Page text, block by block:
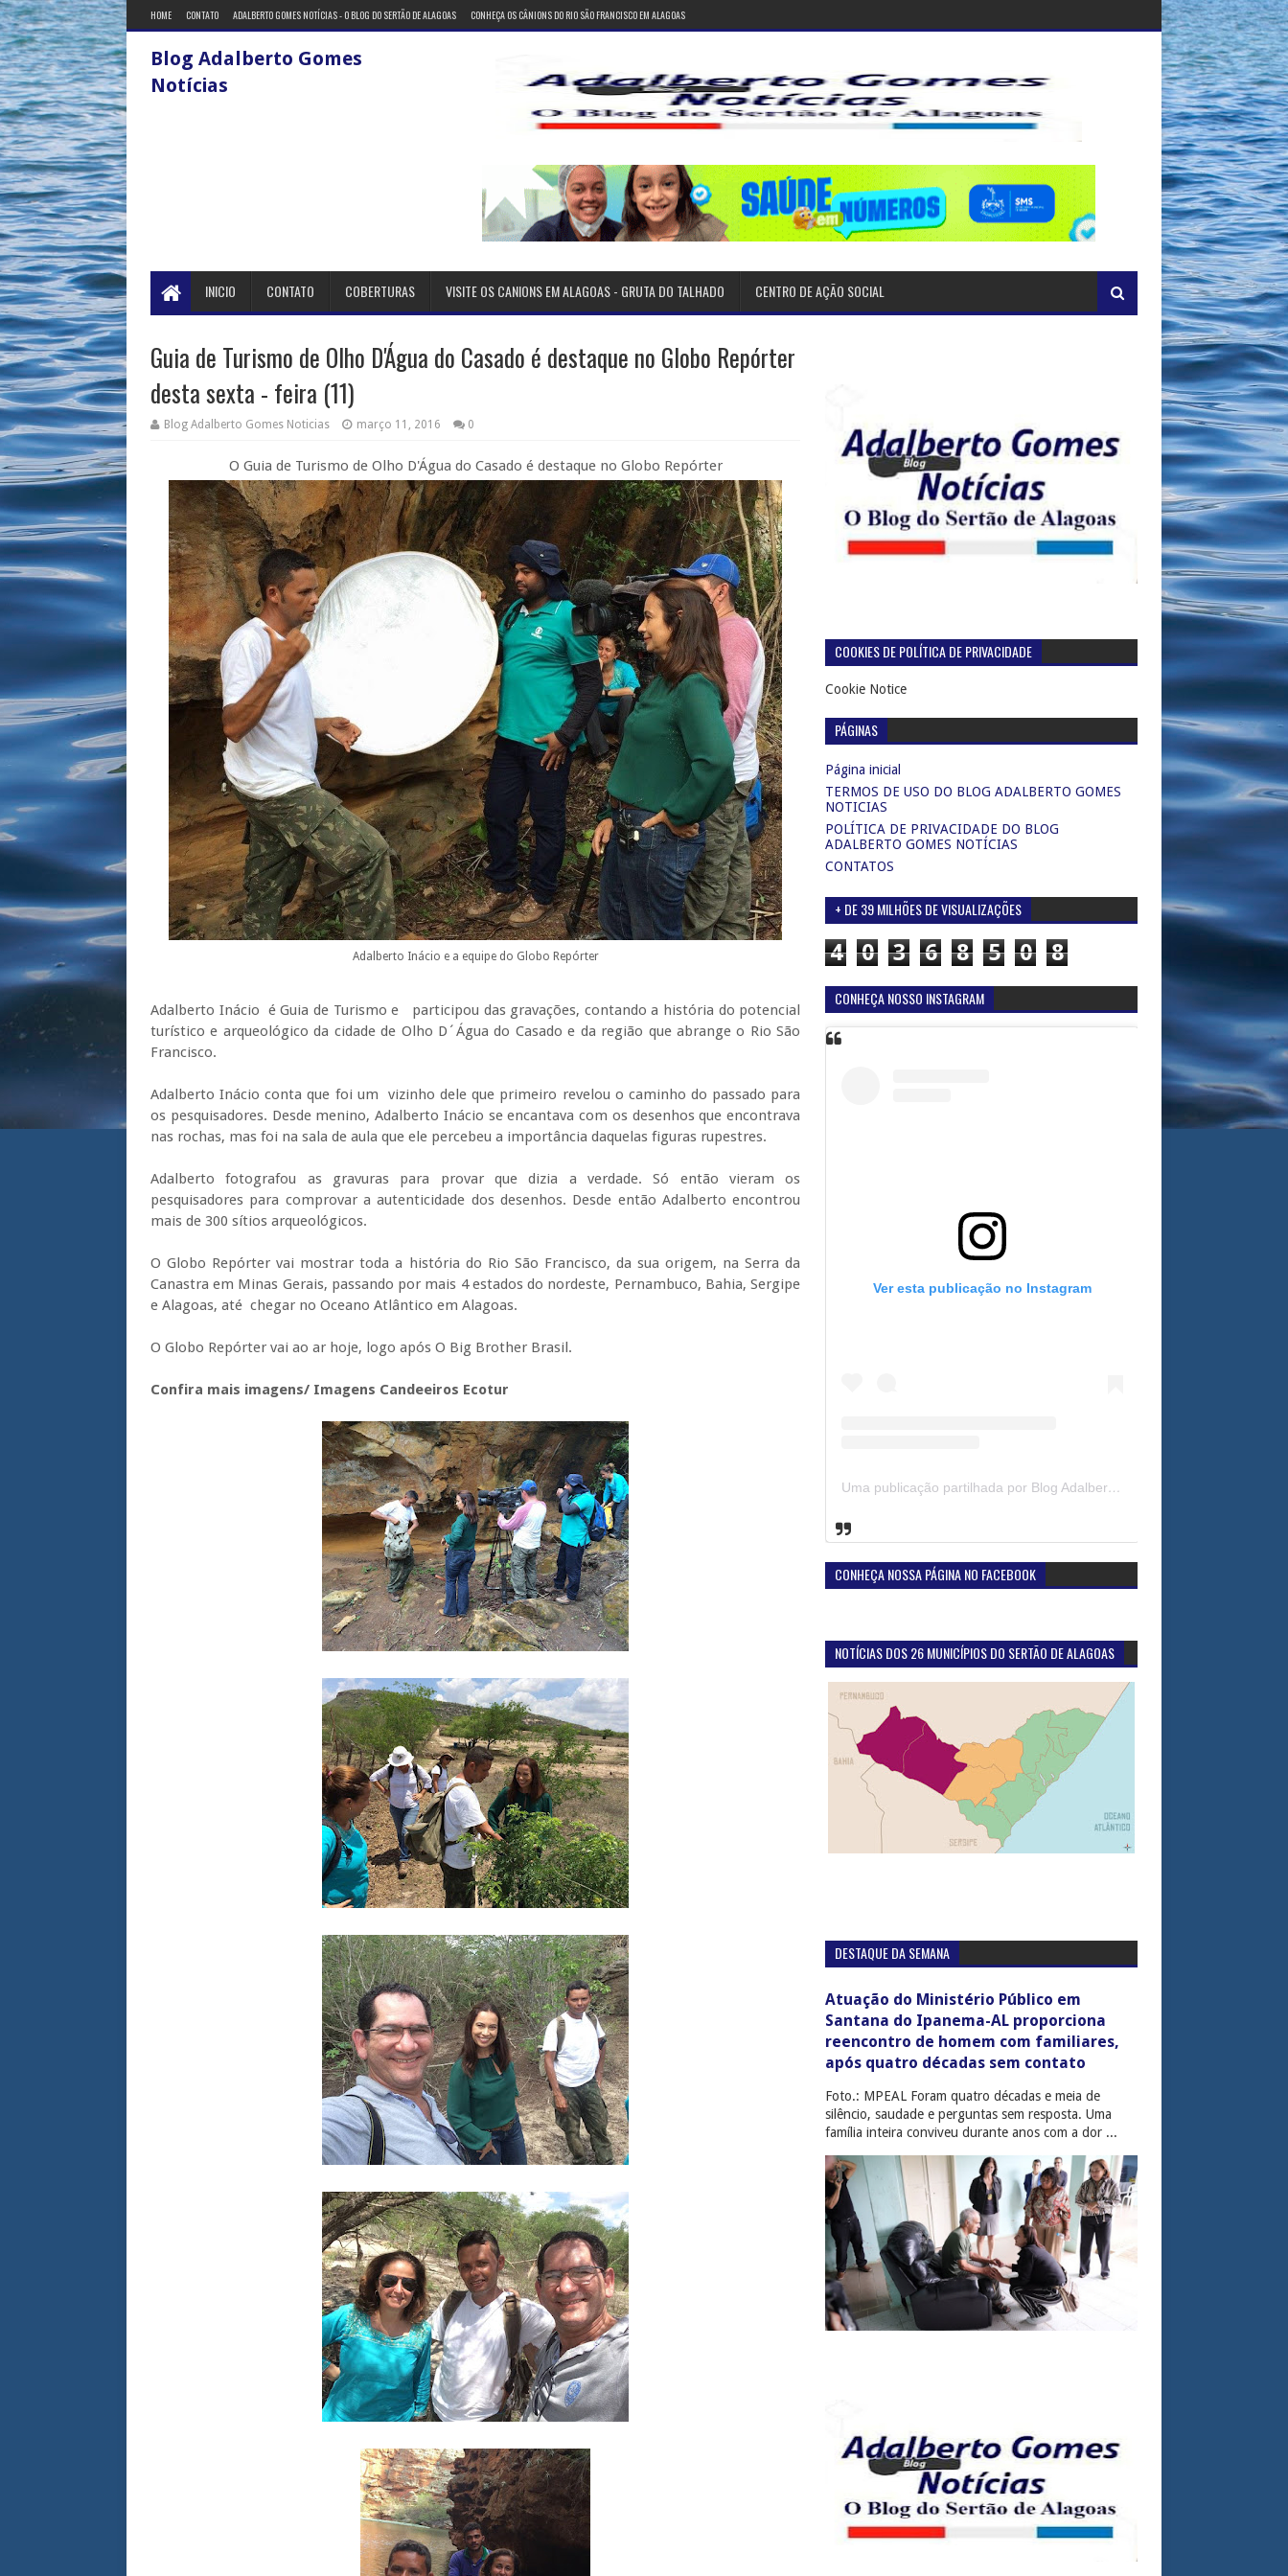
HOME CONTATO ADALBERTO GOMES NOTÍCIAS - O BLOG DO SERTÃO DE ALAGOAS CONHEÇA OS CÂNIONS DO RIO SÃO FRANCISCO EM ALAGOAS
Blog Adalberto Gomes
Notícias
INICIO CONTATO COBERTURAS VISITE OS CANIONS EM ALAGOAS - GRUTA DO TALHADO CENTRO DE AÇÃO SOCIAL
Guia de Turismo de Olho D'Água do Casado é destaque no Globo Repórter
desta sexta - feira (11)
Blog Adalberto Gomes Noticias março 11, 2016 0
O Guia de Turismo de Olho D'Água do Casado é destaque no Globo Repórter
Adalberto Inácio e a equipe do Globo Repórter
Adalberto Inácio é Guia de Turismo e participou das gravações, contando a história do potencial
turístico e arqueológico da cidade de Olho D´Água do Casado e da região que abrange o Rio São
Francisco.
Adalberto Inácio conta que foi um vizinho dele que primeiro revelou o caminho do passado para
os pesquisadores. Desde menino, Adalberto Inácio se encantava com os desenhos que encontrava
nas rochas, mas foi na sala de aula que ele percebeu a importância daquelas figuras rupestres.
Adalberto fotografou as gravuras para provar que dizia a verdade. Só então vieram os
pesquisadores para comprovar a autenticidade dos desenhos. Desde então Adalberto encontrou
mais de 300 sítios arqueológicos.
O Globo Repórter vai mostrar toda a história do Rio São Francisco, da sua origem, na Serra da
Canastra em Minas Gerais, passando por mais 4 estados do nordeste, Pernambuco, Bahia, Sergipe
e Alagoas, até chegar no Oceano Atlântico em Alagoas.
O Globo Repórter vai ao ar hoje, logo após O Big Brother Brasil.
Confira mais imagens/ Imagens Candeeiros Ecotur
COOKIES DE POLÍTICA DE PRIVACIDADE
Cookie Notice
PÁGINAS
Página inicial
TERMOS DE USO DO BLOG ADALBERTO GOMES
NOTICIAS
POLÍTICA DE PRIVACIDADE DO BLOG
ADALBERTO GOMES NOTÍCIAS
CONTATOS
+ DE 39 MILHÕES DE VISUALIZAÇÕES
4 0 3 6 8 5 0 8
CONHEÇA NOSSO INSTAGRAM
Ver esta publicação no Instagram
Uma publicação partilhada por Blog Adalberto Gomes Noticias (@blogadalbertogomesnoticiass)
CONHEÇA NOSSA PÁGINA NO FACEBOOK
NOTÍCIAS DOS 26 MUNICÍPIOS DO SERTÃO DE ALAGOAS
DESTAQUE DA SEMANA
Atuação do Ministério Público em
Santana do Ipanema-AL proporciona
reencontro de homem com familiares,
após quatro décadas sem contato
Foto.: MPEAL Foram quatro décadas e meia de
silêncio, saudade e perguntas sem resposta. Uma
família inteira conviveu durante anos com a dor ...